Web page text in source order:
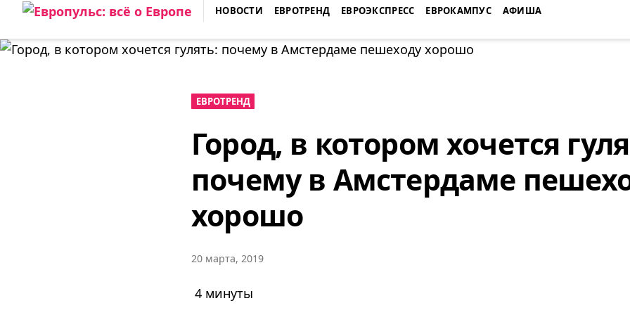
Skip
content
ЕВРОПУЛЬС: ВСЁ О ЕВРОПЕ
НОВОСТИ ЕВРОТРЕНД ЕВРОЭКСПРЕСС ЕВРОКАМПУС АФИША
ЕВРОТРЕНД
Город, в котором хочется
почему в Амстердаме
хорошо
20 марта, 2019
4 минуты